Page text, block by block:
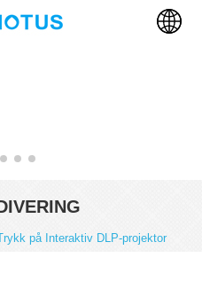
på Interaktiv DLP-projektor